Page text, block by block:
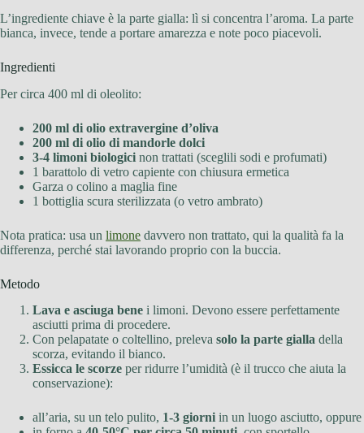
L’ingrediente chiave è la parte gialla: lì si concentra l’aroma. La parte
bianca, invece, tende a portare amarezza e note poco piacevoli.
Ingredienti
Per circa 400 ml di oleolito:
200 ml di olio extravergine d’oliva
200 ml di olio di mandorle dolci
3-4 limoni biologici non trattati (sceglili sodi e profumati)
1 barattolo di vetro capiente con chiusura ermetica
Garza o colino a maglia fine
1 bottiglia scura sterilizzata (o vetro ambrato)
Nota pratica: usa un limone davvero non trattato, qui la qualità fa la
differenza, perché stai lavorando proprio con la buccia.
Metodo
Lava e asciuga bene i limoni. Devono essere perfettamente
asciutti prima di procedere.
Con pelapatate o coltellino, preleva solo la parte gialla della
scorza, evitando il bianco.
Essicca le scorze per ridurre l’umidità (è il trucco che aiuta la
conservazione):
all’aria, su un telo pulito, 1-3 giorni in un luogo asciutto, oppure